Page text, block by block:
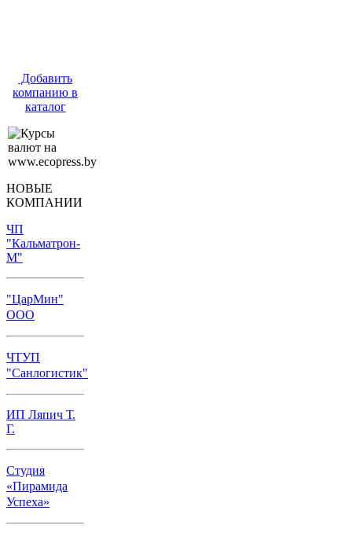
Добавить
компанию в
каталог
НОВЫЕ
КОМПАНИИ
ЧП
"Кальматрон-
М"
"ЦарМин"
ООО
ЧТУП
"Санлогистик"
ИП Ляпич Т.
Г.
Студия
«Пирамида
Успеха»